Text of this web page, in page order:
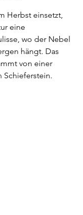
Herbst einsetzt,
eine
wo der Nebel
hängt. Das
von einer
Schieferstein.